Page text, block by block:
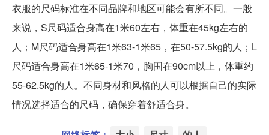
衣服的尺码标准在不同品牌和地区可能会有所不同。一般
来说，S尺码适合身高在1米60左右，体重在45kg左右的
人；M尺码适合身高在1米63-1米65，在50-57.5kg的人；L
尺码适合身高在1米65-1米70，胸围在90cm以上，体重约
55-62.5kg的人。不同身材和风格的人可以根据自己的实际
情况选择适合的尺码，确保穿着舒适合身。